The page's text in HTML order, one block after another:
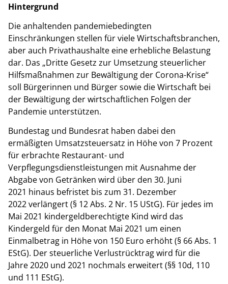
Hintergrund
Die anhaltenden pandemiebedingten
Einschränkungen stellen für viele Wirtschaftsbranchen,
aber auch Privathaushalte eine erhebliche Belastung
dar. Das „Dritte Gesetz zur Umsetzung steuerlicher
Hilfsmaßnahmen zur Bewältigung der Corona-Krise“
soll Bürgerinnen und Bürger sowie die Wirtschaft bei
der Bewältigung der wirtschaftlichen Folgen der
Pandemie unterstützen.
Bundestag und Bundesrat haben dabei den
ermäßigten Umsatzsteuersatz in Höhe von 7 Prozent
für erbrachte Restaurant- und
Verpflegungsdienstleistungen mit Ausnahme der
Abgabe von Getränken wird über den 30. Juni
2021 hinaus befristet bis zum 31. Dezember
2022 verlängert (§ 12 Abs. 2 Nr. 15 UStG). Für jedes im
Mai 2021 kindergeldberechtigte Kind wird das
Kindergeld für den Monat Mai 2021 um einen
Einmalbetrag in Höhe von 150 Euro erhöht (§ 66 Abs. 1
EStG). Der steuerliche Verlustrücktrag wird für die
Jahre 2020 und 2021 nochmals erweitert (§§ 10d, 110
und 111 EStG).